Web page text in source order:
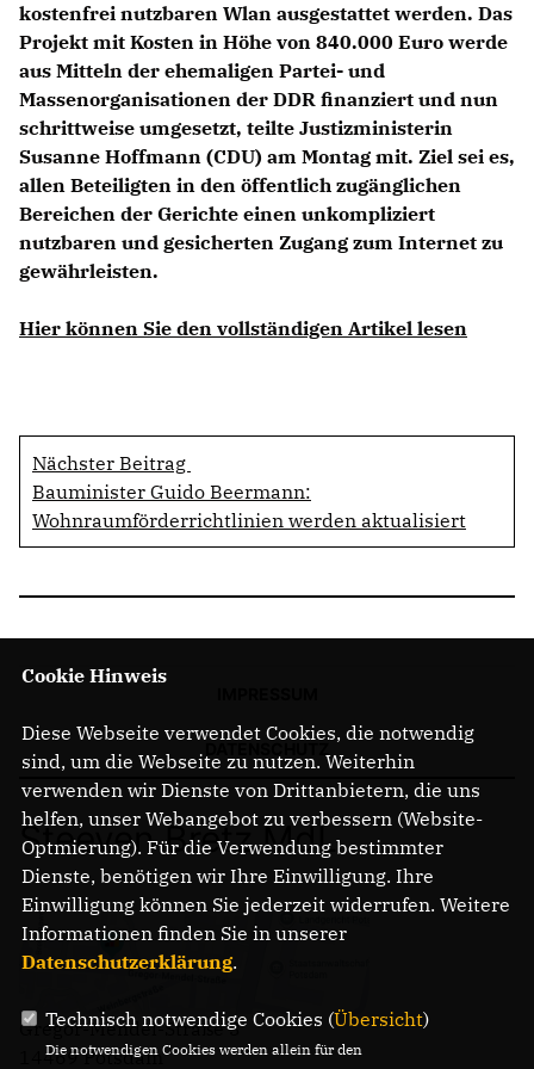
kostenfrei nutzbaren Wlan ausgestattet werden. Das
Projekt mit Kosten in Höhe von 840.000 Euro werde
aus Mitteln der ehemaligen Partei- und
Massenorganisationen der DDR finanziert und nun
schrittweise umgesetzt, teilte Justizministerin
Susanne Hoffmann (CDU) am Montag mit. Ziel sei es,
allen Beteiligten in den öffentlich zugänglichen
Bereichen der Gerichte einen unkompliziert
nutzbaren und gesicherten Zugang zum Internet zu
gewährleisten.
Hier können Sie den vollständigen Artikel lesen
Nächster Beitrag
Bauminister Guido Beermann:
Wohnraumförderrichtlinien werden aktualisiert
Steeven Bretz MdL
Gregor-Mendel-Straße 3
14469 Potsdam
Cookie Hinweis
Diese Webseite verwendet Cookies, die notwendig
sind, um die Webseite zu nutzen. Weiterhin
verwenden wir Dienste von Drittanbietern, die uns
helfen, unser Webangebot zu verbessern (Website-
Optmierung). Für die Verwendung bestimmter
Dienste, benötigen wir Ihre Einwilligung. Ihre
Einwilligung können Sie jederzeit widerrufen. Weitere
Informationen finden Sie in unserer
Datenschutzerklärung.
Technisch notwendige Cookies (Übersicht)
Die notwendigen Cookies werden allein für den